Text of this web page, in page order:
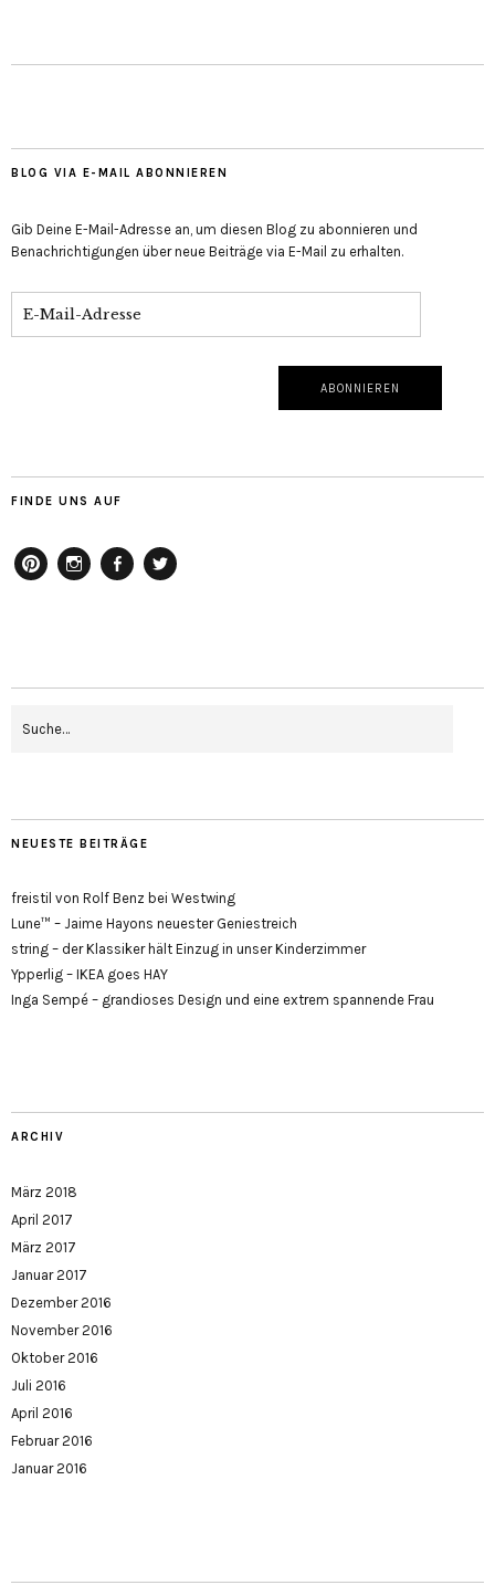
BLOG VIA E-MAIL ABONNIEREN
Gib Deine E-Mail-Adresse an, um diesen Blog zu abonnieren und
Benachrichtigungen über neue Beiträge via E-Mail zu erhalten.
FINDE UNS AUF
NEUESTE BEITRÄGE
freistil von Rolf Benz bei Westwing
Lune™ – Jaime Hayons neuester Geniestreich
string – der Klassiker hält Einzug in unser Kinderzimmer
Ypperlig – IKEA goes HAY
Inga Sempé – grandioses Design und eine extrem spannende Frau
ARCHIV
März 2018
April 2017
März 2017
Januar 2017
Dezember 2016
November 2016
Oktober 2016
Juli 2016
April 2016
Februar 2016
Januar 2016